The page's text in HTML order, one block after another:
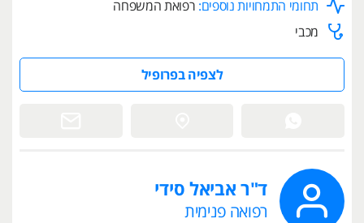
תחומי התמחויות נוספים: רפואת המשפחה
מכבי
לצפיה בפרופיל
ד"ר אביאל סידי
רפואה פנימית